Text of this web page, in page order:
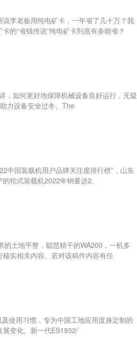
李老板用纯电矿卡，一年省了几十万？我
的“省钱传说”纯电矿卡到底有多能省？
，如何更好地保障机械设备良好运行，无疑
力设备安全过冬。The
中国装载机用户品牌关注度排行榜”，山东
轮式装载机2022年销量达2.
土地平整，聪慧精干的WA200，一机多
实相关内容。若对该稿件内容有任
使用习惯，专为中国工地应用度身定制的
变化。新一代ES1932/